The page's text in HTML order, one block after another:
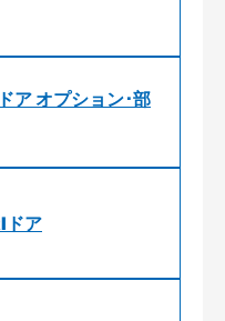
ア オプション･部
ドア